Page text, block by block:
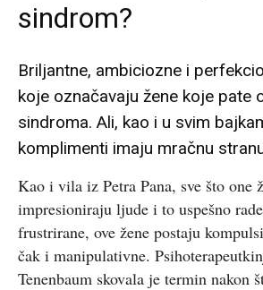
sindrom?
Briljantne, ambiciozne i
koje označavaju žene koje pate
sindroma. Ali, kao i u svim
komplimenti imaju mračnu
Kao i vila iz Petra Pana, sve što one
impresioniraju ljude i to uspešno
frustrirane, ove žene postaju
čak i manipulativne.
Tenenbaum skovala je termin nakon